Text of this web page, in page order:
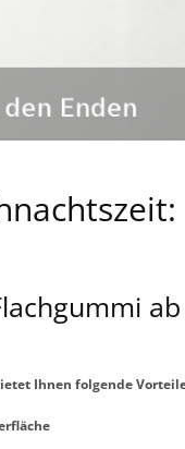
Ihnen folgende